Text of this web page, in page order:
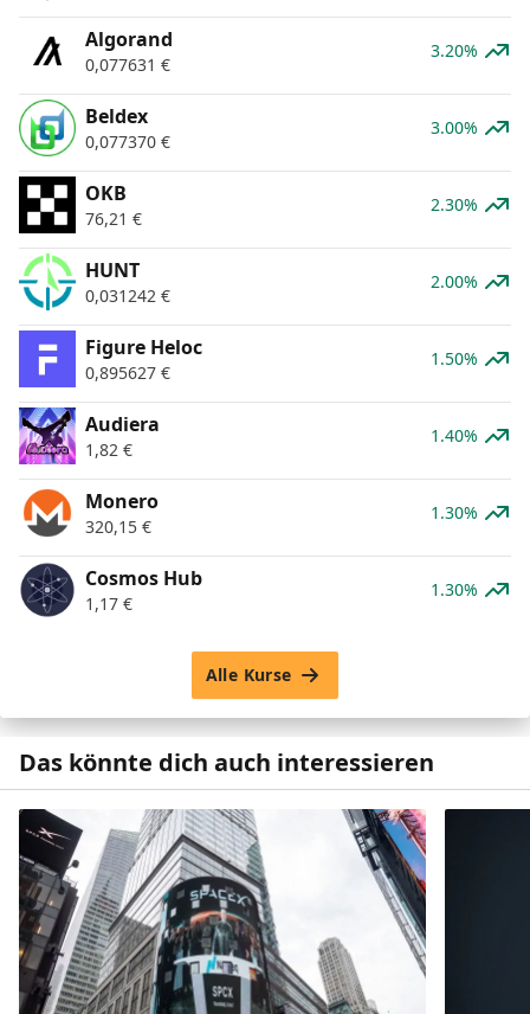
Algorand
0,077631 €
3.20%
Beldex
0,077370 €
3.00%
OKB
76,21 €
2.30%
HUNT
0,031242 €
2.00%
Figure Heloc
0,895627 €
1.50%
Audiera
1,82 €
1.40%
Monero
320,15 €
1.30%
Cosmos Hub
1,17 €
1.30%
Alle Kurse
Das könnte dich auch interessieren